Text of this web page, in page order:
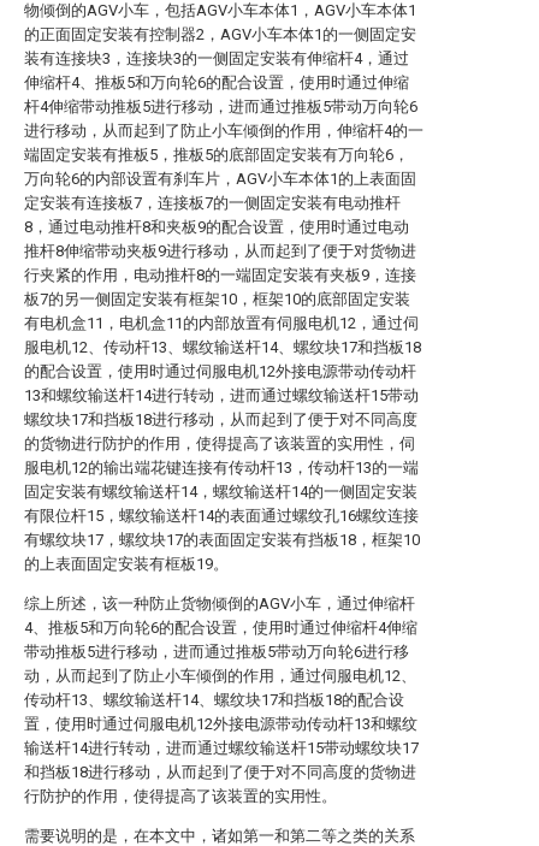
物倾倒的AGV小车，包括AGV小车本体1，AGV小车本体1
的正面固定安装有控制器2，AGV小车本体1的一侧固定安
装有连接块3，连接块3的一侧固定安装有伸缩杆4，通过
伸缩杆4、推板5和万向轮6的配合设置，使用时通过伸缩
杆4伸缩带动推板5进行移动，进而通过推板5带动万向轮6
进行移动，从而起到了防止小车倾倒的作用，伸缩杆4的一
端固定安装有推板5，推板5的底部固定安装有万向轮6，
万向轮6的内部设置有刹车片，AGV小车本体1的上表面固
定安装有连接板7，连接板7的一侧固定安装有电动推杆
8，通过电动推杆8和夹板9的配合设置，使用时通过电动
推杆8伸缩带动夹板9进行移动，从而起到了便于对货物进
行夹紧的作用，电动推杆8的一端固定安装有夹板9，连接
板7的另一侧固定安装有框架10，框架10的底部固定安装
有电机盒11，电机盒11的内部放置有伺服电机12，通过伺
服电机12、传动杆13、螺纹输送杆14、螺纹块17和挡板18
的配合设置，使用时通过伺服电机12外接电源带动传动杆
13和螺纹输送杆14进行转动，进而通过螺纹输送杆15带动
螺纹块17和挡板18进行移动，从而起到了便于对不同高度
的货物进行防护的作用，使得提高了该装置的实用性，伺
服电机12的输出端花键连接有传动杆13，传动杆13的一端
固定安装有螺纹输送杆14，螺纹输送杆14的一侧固定安装
有限位杆15，螺纹输送杆14的表面通过螺纹孔16螺纹连接
有螺纹块17，螺纹块17的表面固定安装有挡板18，框架10
的上表面固定安装有框板19。
综上所述，该一种防止货物倾倒的AGV小车，通过伸缩杆
4、推板5和万向轮6的配合设置，使用时通过伸缩杆4伸缩
带动推板5进行移动，进而通过推板5带动万向轮6进行移
动，从而起到了防止小车倾倒的作用，通过伺服电机12、
传动杆13、螺纹输送杆14、螺纹块17和挡板18的配合设
置，使用时通过伺服电机12外接电源带动传动杆13和螺纹
输送杆14进行转动，进而通过螺纹输送杆15带动螺纹块17
和挡板18进行移动，从而起到了便于对不同高度的货物进
行防护的作用，使得提高了该装置的实用性。
需要说明的是，在本文中，诸如第一和第二等之类的关系